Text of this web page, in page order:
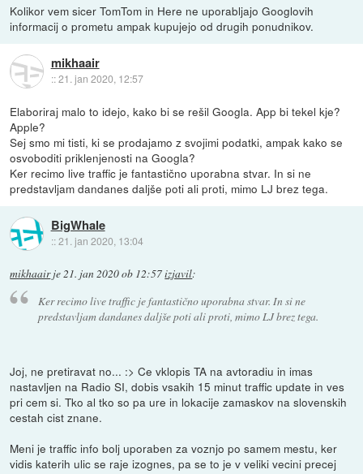
Kolikor vem sicer TomTom in Here ne uporabljajo Googlovih
informacij o prometu ampak kupujejo od drugih ponudnikov.
mikhaair
::21. jan 2020, 12:57
Elaboriraj malo to idejo, kako bi se rešil Googla. App bi tekel kje?
Apple?
Sej smo mi tisti, ki se prodajamo z svojimi podatki, ampak kako se
osvoboditi priklenjenosti na Googla?
Ker recimo live traffic je fantastično uporabna stvar. In si ne
predstavljam dandanes daljše poti ali proti, mimo LJ brez tega.
BigWhale
::21. jan 2020, 13:04
mikhaairje21. jan 2020 ob 12:57izjavil:
Ker recimo live traffic je fantastično uporabna stvar. In si ne
predstavljam dandanes daljše poti ali proti, mimo LJ brez tega.
Joj, ne pretiravat no... :> Ce vklopis TA na avtoradiu in imas
nastavljen na Radio SI, dobis vsakih 15 minut traffic update in ves
pri cem si. Tko al tko so pa ure in lokacije zamaskov na slovenskih
cestah cist znane.
Meni je traffic info bolj uporaben za voznjo po samem mestu, ker
vidis katerih ulic se raje izognes, pa se to je v veliki vecini precej